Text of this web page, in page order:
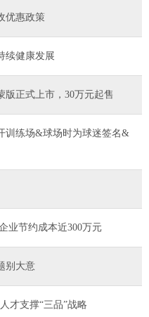
优惠政策
续健康发展
版正式上市，30万元起售
训练场&球场时为球迷签名&
为辖区13家企业节约成本近300万元
别大意
才支撑“三品”战略